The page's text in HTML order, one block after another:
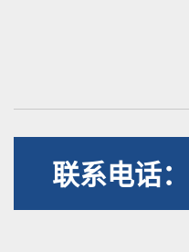
联系电话